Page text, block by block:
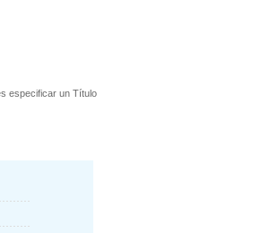
especificar un Título